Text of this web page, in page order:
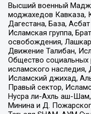
Высший военный
моджахедов Кавказа,
Дагестана, База,
Исламская группа,
освобождения,
Движение Талибан,
Общество
исламского
Исламский джихад,
Правый сектор,
Нусра ли-Ахль аш-
Минина и Д.